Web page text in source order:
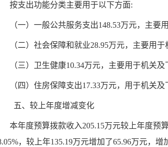
按支出功能分类主要用于以下方面:
（一）一般公共服务支出148.53万元，主要
（二）社会保障和就业28.95万元，主要用于
（三）卫生健康10.34万元，主要用于机关及
（四）住房保障支出17.33万元，用于机关及
五、较上年度增减变化
本年度预算拨款收入205.15万元较上年度预
，较上年135.19万元增加了65.96万元，增